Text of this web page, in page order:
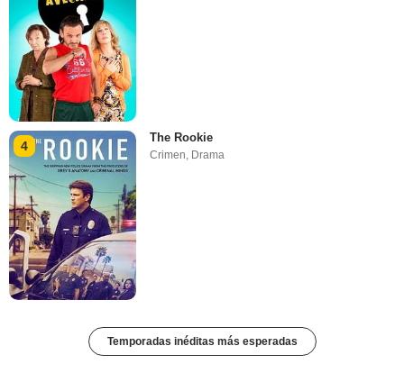
4
The Rookie
Crimen, Drama
Temporadas inéditas más esperadas